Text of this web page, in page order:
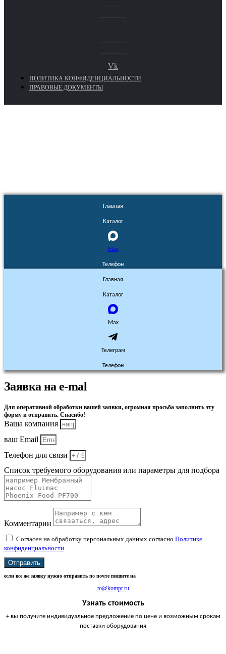
Vk
ПОЛИТИКА КОНФИДЕНЦИАЛЬНОСТИ
ПРАВОВЫЕ ДОКУМЕНТЫ
Главная
Каталог
Max
Телефон
Главная
Каталог
Max
Телеграм
Телефон
Заявка на e-mal
Для оперативной обработки вашей заявки, огромная просьба заполнить эту
форму и отправить. Спасибо!
Ваша компания
ваш Email
Телефон для связи
Список требуемого оборудования или параметры для подбора
Комментарии
Согласен на обработку персональных данных согласно Политике
конфиденциальности
Отправить
если все же заявку нужно отправить по почте пишите на
to@kompr.ru
Узнать стоимость
+ вы получите индивидуальное предложение по цене и возможным срокам
поставки оборудования